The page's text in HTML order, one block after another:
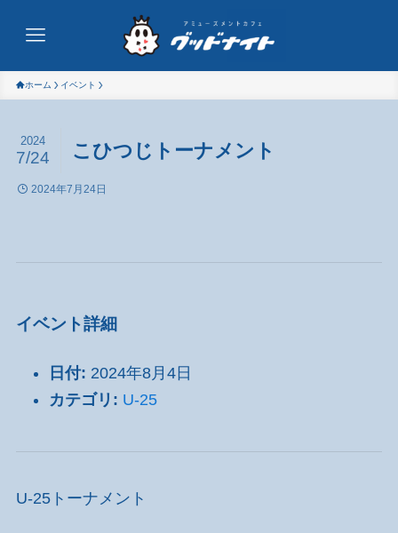
ホーム イベント
こひつじトーナメント
2024
7/24
2024年7月24日
イベント詳細
日付: 2024年8月4日
カテゴリ: U-25
U-25トーナメント